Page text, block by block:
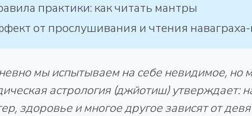
практики: как читать мантры
от прослушивания и чтения
мы испытываем на себе невидимое, но
астрология (джйотиш) утверждает:
здоровье и многое другое зависят от